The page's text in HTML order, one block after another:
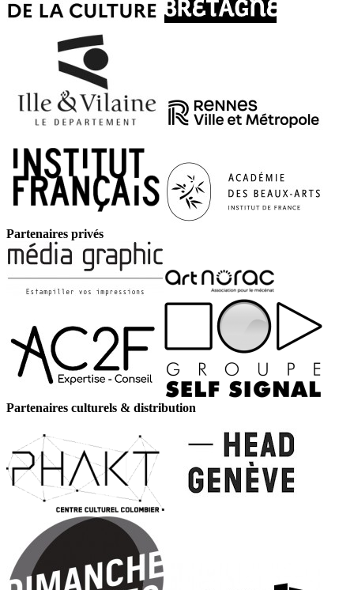
Partenaires privés
Partenaires culturels & distribution